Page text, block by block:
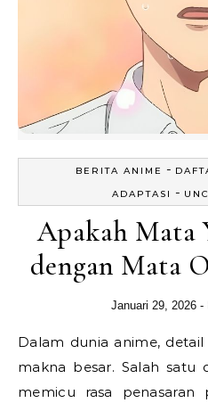
BERITA ANIME -
ADAPTASI
-
Apakah Mata
dengan Mata
Januari 29, 2026 -
Dalam dunia anime, detail kecil sering kali memiliki
makna besar. Salah satu
memicu rasa penasaran